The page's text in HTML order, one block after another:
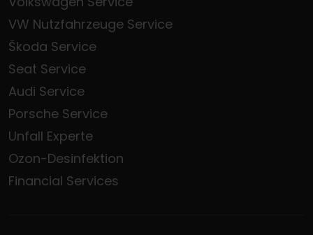
VW Nutzfahrzeuge Service
Škoda Service
Seat Service
Audi Service
Porsche Service
Unfall Experte
Ozon-Desinfektion
Financial Services